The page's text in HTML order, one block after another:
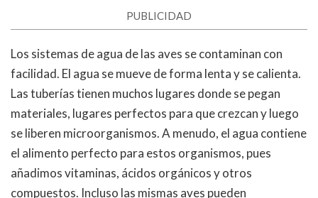
PUBLICIDAD
Los sistemas de agua de las aves se contaminan con
facilidad. El agua se mueve de forma lenta y se calienta.
Las tuberías tienen muchos lugares donde se pegan
materiales, lugares perfectos para que crezcan y luego
se liberen microorganismos. A menudo, el agua contiene
el alimento perfecto para estos organismos, pues
añadimos vitaminas, ácidos orgánicos y otros
compuestos. Incluso las mismas aves pueden